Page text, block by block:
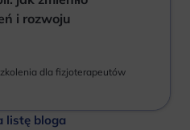
i rozwoju
dla fizjoterapeutów
listę bloga